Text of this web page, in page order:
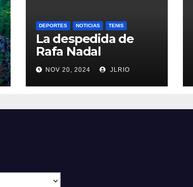
DEPORTES NOTICIAS TENIS
La despedida de
Rafa Nadal
NOV 20, 2024 JLRIO